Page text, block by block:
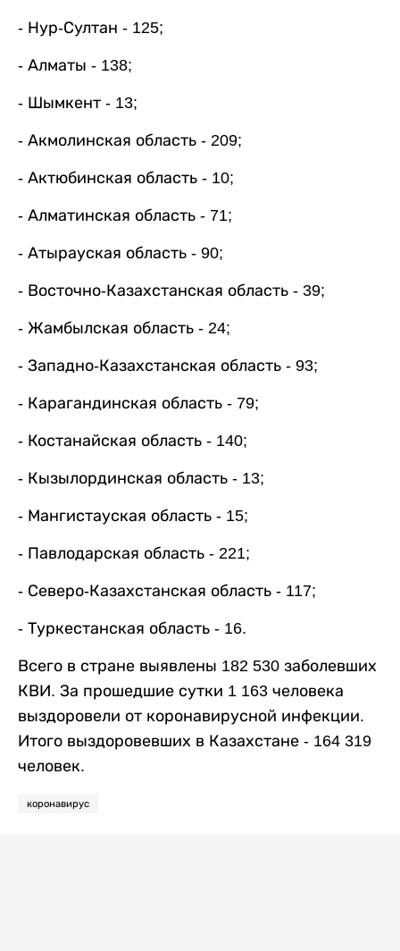
- Нур-Султан - 125;
- Алматы - 138;
- Шымкент - 13;
- Акмолинская область - 209;
- Актюбинская область - 10;
- Алматинская область - 71;
- Атырауская область - 90;
- Восточно-Казахстанская область - 39;
- Жамбылская область - 24;
- Западно-Казахстанская область - 93;
- Карагандинская область - 79;
- Костанайская область - 140;
- Кызылординская область - 13;
- Мангистауская область - 15;
- Павлодарская область - 221;
- Северо-Казахстанская область - 117;
- Туркестанская область - 16.
Всего в стране выявлены 182 530 заболевших
КВИ. За прошедшие сутки 1 163 человека
выздоровели от коронавирусной инфекции.
Итого выздоровевших в Казахстане - 164 319
человек.
коронавирус